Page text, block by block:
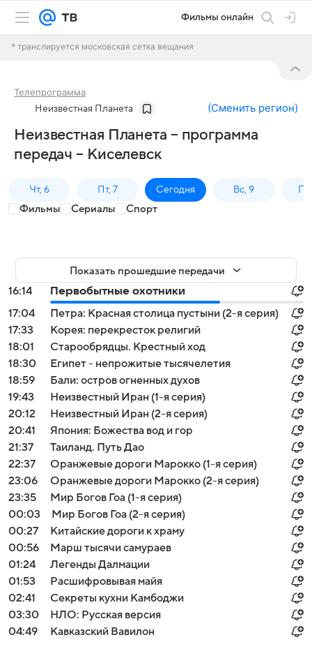
Фильмы онлайн
* транслируется московская сетка вещания
Телепрограмма
Неизвестная Планета (Сменить регион)
Неизвестная Планета – программа
передач – Киселевск
Чт, 6 Пт, 7 Сегодня Вс, 9
Фильмы Сериалы Спорт
Показать прошедшие передачи
16:14
Первобытные охотники
17:04
Петра: Красная столица пустыни (2-я серия)
17:33
Корея: перекресток религий
18:01
Старообрядцы. Крестный ход
18:30
Египет - непрожитые тысячелетия
18:59
Бали: остров огненных духов
19:43
Неизвестный Иран (1-я серия)
20:12
Неизвестный Иран (2-я серия)
20:41
Япония: Божества вод и гор
21:37
Таиланд. Путь Дао
22:37
Оранжевые дороги Марокко (1-я серия)
23:06
Оранжевые дороги Марокко (2-я серия)
23:35
Мир Богов Гоа (1-я серия)
00:03
Мир Богов Гоа (2-я серия)
00:27
Китайские дороги к храму
00:56
Марш тысячи самураев
01:24
Легенды Далмации
01:53
Расшифровывая майя
02:41
Секреты кухни Камбоджи
03:30
НЛО: Русская версия
04:49
Кавказский Вавилон